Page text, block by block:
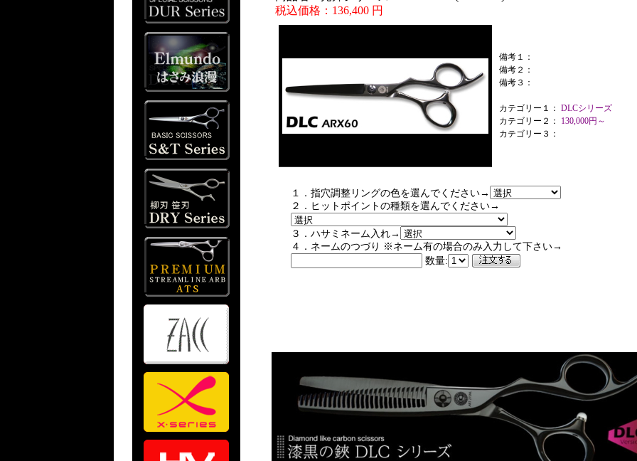
税込価格：136,400 円
備考１：
備考２：
備考３：
カテゴリー１：
DLCシリーズ
カテゴリー２：
130,000円～
カテゴリー３：